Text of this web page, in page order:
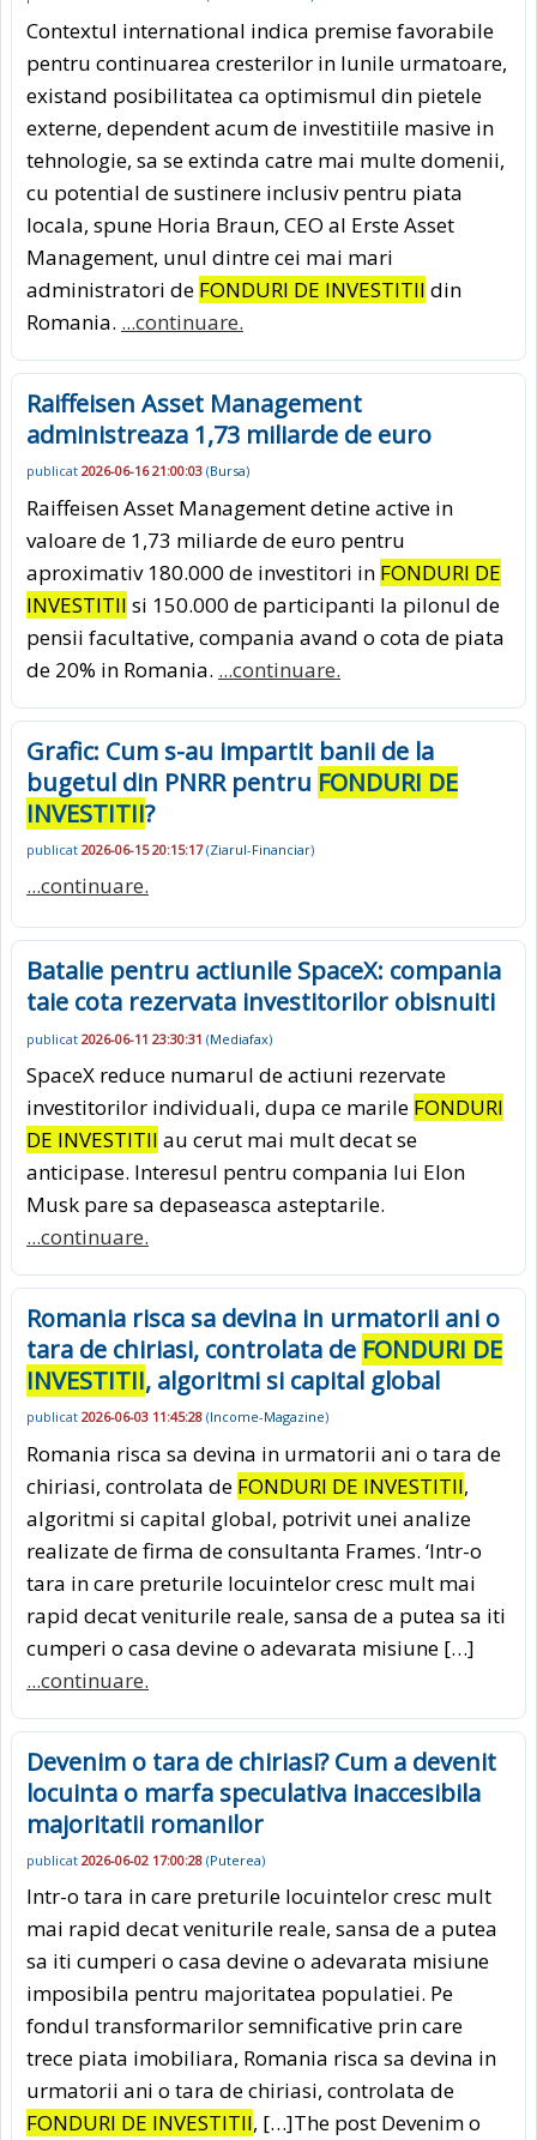
Contextul international indica premise favorabile
pentru continuarea cresterilor in lunile urmatoare,
existand posibilitatea ca optimismul din pietele
externe, dependent acum de investitiile masive in
tehnologie, sa se extinda catre mai multe domenii,
cu potential de sustinere inclusiv pentru piata
locala, spune Horia Braun, CEO al Erste Asset
Management, unul dintre cei mai mari
administratori de FONDURI DE INVESTITII din
Romania. ...continuare.
Raiffeisen Asset Management
administreaza 1,73 miliarde de euro
publicat 2026-06-16 21:00:03 (Bursa)
Raiffeisen Asset Management detine active in
valoare de 1,73 miliarde de euro pentru
aproximativ 180.000 de investitori in FONDURI DE
INVESTITII si 150.000 de participanti la pilonul de
pensii facultative, compania avand o cota de piata
de 20% in Romania. ...continuare.
Grafic: Cum s-au impartit banii de la
bugetul din PNRR pentru FONDURI DE
INVESTITII?
publicat 2026-06-15 20:15:17(Ziarul-Financiar)
...continuare.
Batalie pentru actiunile SpaceX: compania
taie cota rezervata investitorilor obisnuiti
publicat 2026-06-11 23:30:31 (Mediafax)
SpaceX reduce numarul de actiuni rezervate
investitorilor individuali, dupa ce marile FONDURI
DE INVESTITII au cerut mai mult decat se
anticipase. Interesul pentru compania lui Elon
Musk pare sa depaseasca asteptarile.
...continuare.
Romania risca sa devina in urmatorii ani o
tara de chiriasi, controlata de FONDURI DE
INVESTITII, algoritmi si capital global
publicat 2026-06-03 11:45:28 (Income-Magazine)
Romania risca sa devina in urmatorii ani o tara de
chiriasi, controlata de FONDURI DE INVESTITII,
algoritmi si capital global, potrivit unei analize
realizate de firma de consultanta Frames. ‘Intr-o
tara in care preturile locuintelor cresc mult mai
rapid decat veniturile reale, sansa de a putea sa iti
cumperi o casa devine o adevarata misiune […]
...continuare.
Devenim o tara de chiriasi? Cum a devenit
locuinta o marfa speculativa inaccesibila
majoritatii romanilor
publicat 2026-06-02 17:00:28 (Puterea)
Intr-o tara in care preturile locuintelor cresc mult
mai rapid decat veniturile reale, sansa de a putea
sa iti cumperi o casa devine o adevarata misiune
imposibila pentru majoritatea populatiei. Pe
fondul transformarilor semnificative prin care
trece piata imobiliara, Romania risca sa devina in
urmatorii ani o tara de chiriasi, controlata de
FONDURI DE INVESTITII, […]The post Devenim o